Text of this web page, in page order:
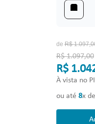
deR$ 1.097,
R$ 1.097,00
R$
À vista no
ou até 8x de